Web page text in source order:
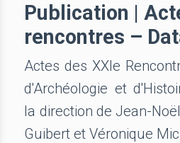
Publication |
rencontres –
Actes des XXIe
d'Archéologie et
la direction de Jean-
Guibert et Véronique